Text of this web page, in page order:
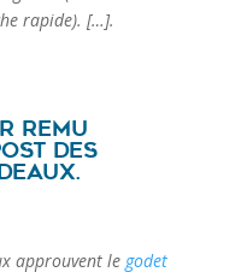
rapide). […].
Remu
des
approuvent le godet